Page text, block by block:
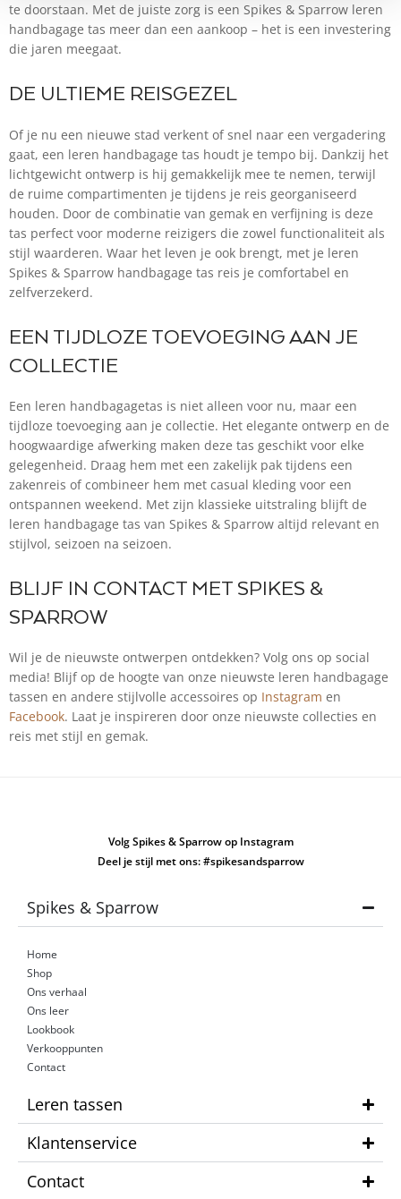
te doorstaan. Met de juiste zorg is een Spikes & Sparrow leren
handbagage tas meer dan een aankoop – het is een investering
die jaren meegaat.
DE ULTIEME REISGEZEL
Of je nu een nieuwe stad verkent of snel naar een vergadering
gaat, een leren handbagage tas houdt je tempo bij. Dankzij het
lichtgewicht ontwerp is hij gemakkelijk mee te nemen, terwijl
de ruime compartimenten je tijdens je reis georganiseerd
houden. Door de combinatie van gemak en verfijning is deze
tas perfect voor moderne reizigers die zowel functionaliteit als
stijl waarderen. Waar het leven je ook brengt, met je leren
Spikes & Sparrow handbagage tas reis je comfortabel en
zelfverzekerd.
EEN TIJDLOZE TOEVOEGING AAN JE
COLLECTIE
Een leren handbagagetas is niet alleen voor nu, maar een
tijdloze toevoeging aan je collectie. Het elegante ontwerp en de
hoogwaardige afwerking maken deze tas geschikt voor elke
gelegenheid. Draag hem met een zakelijk pak tijdens een
zakenreis of combineer hem met casual kleding voor een
ontspannen weekend. Met zijn klassieke uitstraling blijft de
leren handbagage tas van Spikes & Sparrow altijd relevant en
stijlvol, seizoen na seizoen.
BLIJF IN CONTACT MET SPIKES &
SPARROW
Wil je de nieuwste ontwerpen ontdekken? Volg ons op social
media! Blijf op de hoogte van onze nieuwste leren handbagage
tassen en andere stijlvolle accessoires op Instagram en
Facebook. Laat je inspireren door onze nieuwste collecties en
reis met stijl en gemak.
Volg Spikes & Sparrow op Instagram
Deel je stijl met ons: #spikesandsparrow
Spikes & Sparrow
Home
Shop
Ons verhaal
Ons leer
Lookbook
Verkooppunten
Contact
Leren tassen
Klantenservice
Contact